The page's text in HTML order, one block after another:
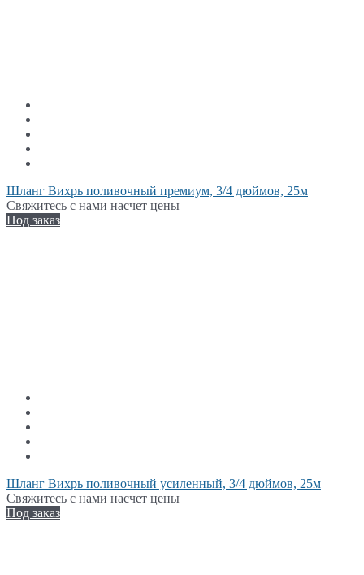
Шланг Вихрь поливочный премиум, 3/4 дюймов, 25м
Свяжитесь с нами насчет цены
Под заказ
Шланг Вихрь поливочный усиленный, 3/4 дюймов, 25м
Свяжитесь с нами насчет цены
Под заказ